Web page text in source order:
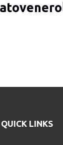
QUICK LINKS